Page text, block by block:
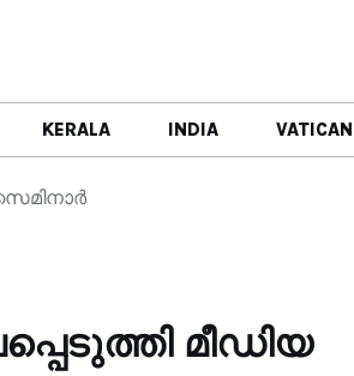
KERALA INDIA VATICAN
മീഡിയ